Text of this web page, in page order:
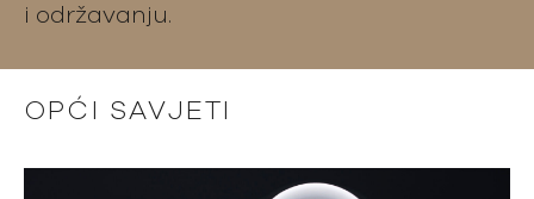
i održavanju.
OPĆI SAVJETI